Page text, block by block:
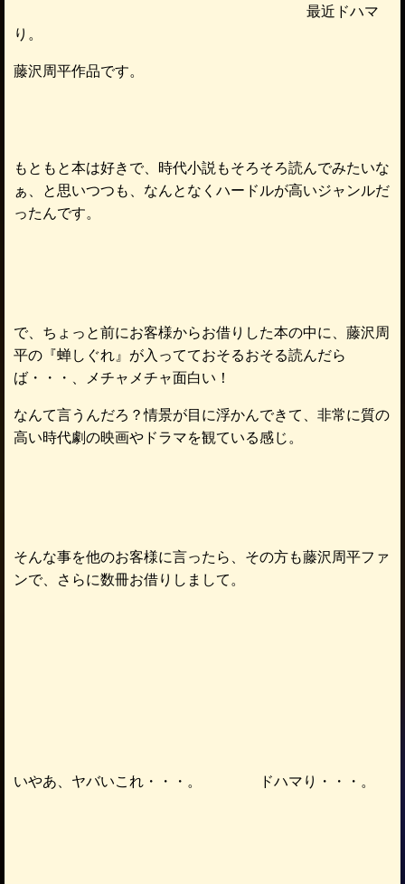
最近ドハマ
り。
藤沢周平作品です。
もともと本は好きで、時代小説もそろそろ読んでみたいな
ぁ、と思いつつも、なんとなくハードルが高いジャンルだ
ったんです。
で、ちょっと前にお客様からお借りした本の中に、藤沢周
平の『蝉しぐれ』が入ってておそるおそる読んだら
ば・・・、メチャメチャ面白い！
なんて言うんだろ？情景が目に浮かんできて、非常に質の
高い時代劇の映画やドラマを観ている感じ。
そんな事を他のお客様に言ったら、その方も藤沢周平ファ
ンで、さらに数冊お借りしまして。
いやあ、ヤバいこれ・・・。 ドハマり・・・。